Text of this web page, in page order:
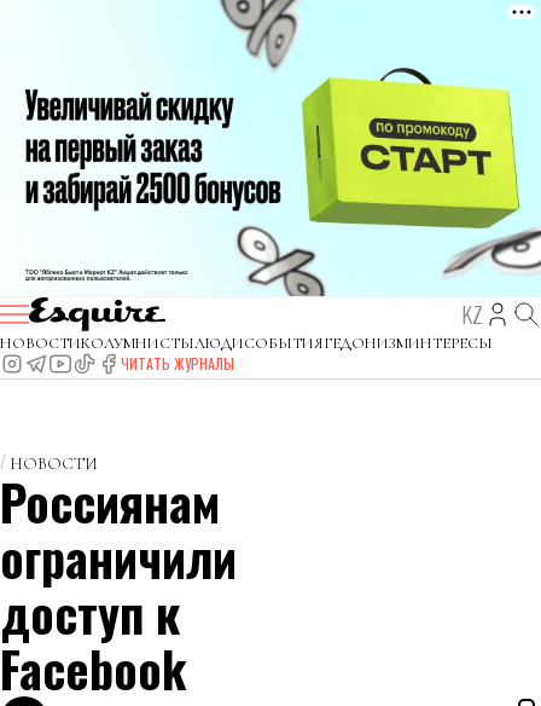
KZ
НОВОСТИКОЛУМНИСТЫЛЮДИСОБЫТИЯГЕДОНИЗМИНТЕРЕСЫ
ЧИТАТЬ ЖУРНАЛЫ
НОВОСТИ
Россиянам
ограничили
доступ к
Facebook